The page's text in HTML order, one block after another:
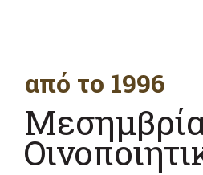
από το 1996